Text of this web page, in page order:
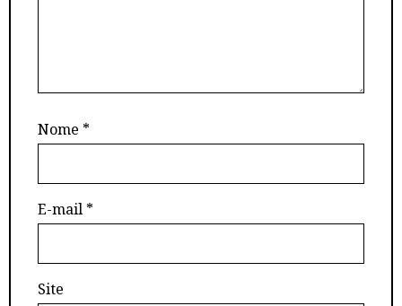
Nome *
E-mail *
Site